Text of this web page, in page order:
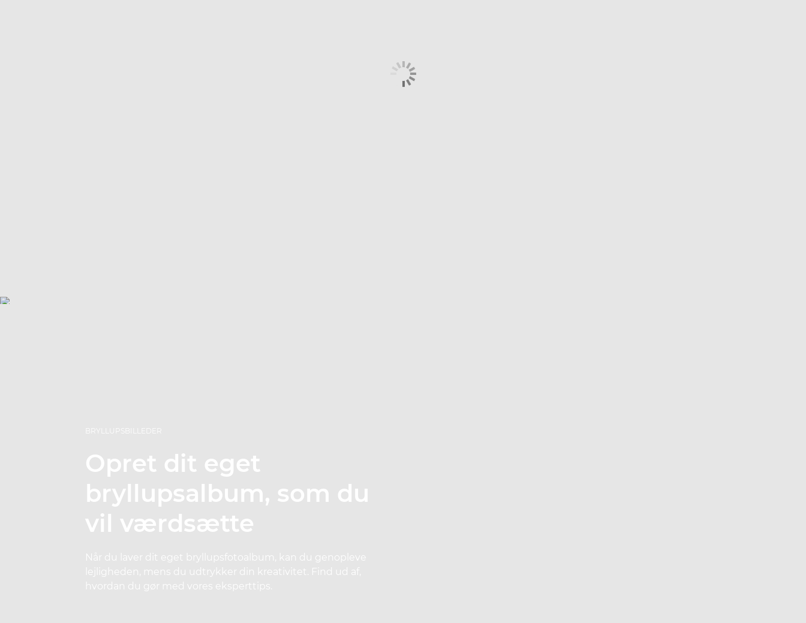
BRYLLUPSBILLEDER
Opret dit eget
bryllupsalbum, som du
vil værdsætte
Når du laver dit eget bryllupsfotoalbum, kan du genopleve
lejligheden, mens du udtrykker din kreativitet. Find ud af,
hvordan du gør med vores eksperttips.